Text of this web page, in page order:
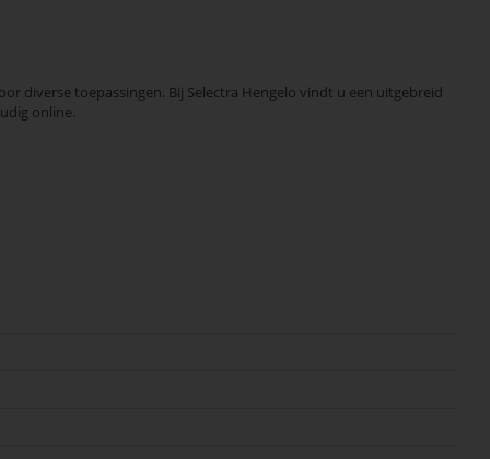
diverse toepassingen. Bij Selectra Hengelo vindt u een uitgebreid
online.